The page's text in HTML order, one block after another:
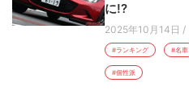
に!?
2025年10月14日 /
#ランキング #名車
#個性派